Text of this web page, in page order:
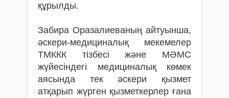
құрылды.
Забира Оразалиеваның айтуынша,
әскери-медициналық мекемелер
ТМККК тізбесі және МӘМС
жүйесіндегі медициналық көмек
аясында тек әскери қызмет
атқарып жүрген қызметкерлер ғана